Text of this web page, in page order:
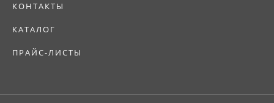
КОНТАКТЫ
КАТАЛОГ
ПРАЙС-ЛИСТЫ